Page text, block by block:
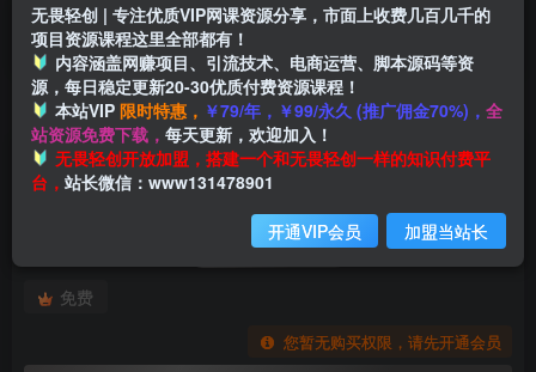
首页 创业课程 会员专属 正文
此内容为付费阅读，请付费后查看
会员专属资源
免费
您暂无购买权限，请先开通会员
付费阅读
无畏轻创 | 专注优质VIP网课资源分享，市面上收费几百几千的
项目资源课程这里全部都有！
内容涵盖网赚项目、引流技术、电商运营、脚本源码等资
源，每日稳定更新20-30优质付费资源课程！
本站VIP 限时特惠， ￥79/年，￥99/永久 (推广佣金70%)， 全
站资源免费下载， 每天更新，欢迎加入！
无畏轻创开放加盟，搭建一个和无畏轻创一样的知识付费平
台， 站长微信：www131478901
开通VIP会员 加盟当站长